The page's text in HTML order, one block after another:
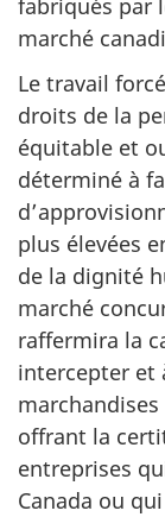
marché
Le travail
droits de la
équitable et
déterminé à
plus élevées
de la dignité
marché
raffermira la
intercepter et
offrant la
entreprises
Canada ou